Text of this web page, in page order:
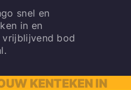
snel en
in en
vrijblijvend bod